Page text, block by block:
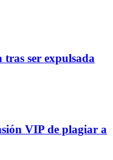
tras ser expulsada
VIP de plagiar a